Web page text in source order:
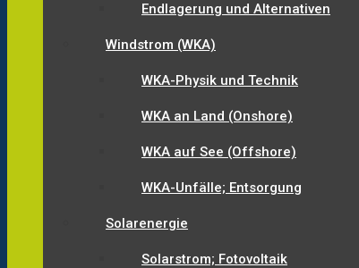
Endlagerung und Alternativen
Windstrom (WKA)
WKA-Physik und Technik
WKA an Land (Onshore)
WKA auf See (Offshore)
WKA-Unfälle; Entsorgung
Solarenergie
Solarstrom; Fotovoltaik